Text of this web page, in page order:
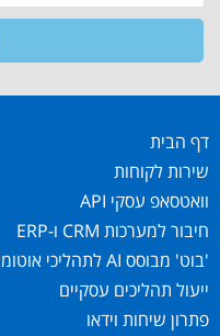
דף הבית
שירות לקוחות
וואטסאפ עסקי API
חיבור למערכות CRM ו-ERP
'בוט' מבוסס AI לתהליכי אוטומציה
ייעול תהליכים עסקיים
פתרון שיחות וידאו